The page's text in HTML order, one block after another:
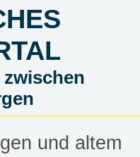
und altem